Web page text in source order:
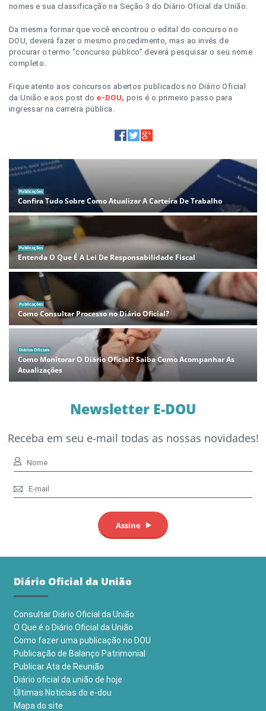
nomes e sua classificação na Seção 3 do Diário Oficial da União.
Da mesma formar que você encontrou o edital do concurso no
DOU, deverá fazer o mesmo procedimento, mas ao invés de
procurar o termo “concurso público” deverá pesquisar o seu nome
completo.
Fique atento aos concursos abertos publicados no Diário Oficial
da União e aos post doe-DOU, pois é o primeiro passo para
ingressar na carreira pública.
Publicações
Confira Tudo Sobre Como Atualizar A Carteira De Trabalho
Publicações
Entenda O Que É A Lei De Responsabilidade Fiscal
Publicações
Como Consultar Processo no Diário Oficial?
Diários Oficiais
Como Monitorar O Diário Oficial? Saiba Como Acompanhar As
Atualizações
Newsletter E-DOU
Receba em seu e-mail todas as nossas novidades!
Diário Oficial da União
Consultar Diário Oficial da União
O Que é o Diário Oficial da União
Como fazer uma publicação no DOU
Publicação de Balanço Patrimonial
Publicar Ata de Reunião
Diário oficial da união de hoje
Últimas Notícias do e-dou
Mapa do site